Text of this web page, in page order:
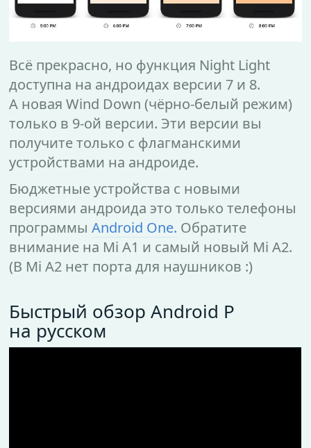
Всё прекрасно, но функция Night Light
доступна на андроидах версии 7 и 8.
А новая Wind Down (чёрно-белый режим)
только в 9-ой версии. Эти версии вы
получите только с флагманскими
устройствами на андроиде.
Бюджетные устройства с новыми
версиями андроида это только телефоны
программыAndroid One. Обратите
внимание на Mi A1 и самый новый Mi A2.
(В Mi A2 нет порта для наушников :)
Быстрый обзор Android P
на русском